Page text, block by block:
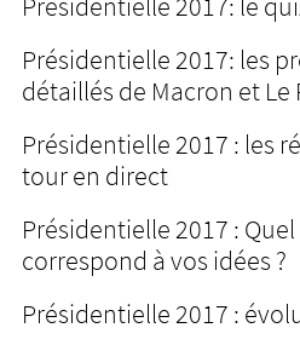
Présidentielle 2017: les
détaillés de Macron et Le
Présidentielle 2017 : les
tour en direct
Présidentielle 2017 :
correspond à vos idées ?
Présidentielle 2017 :